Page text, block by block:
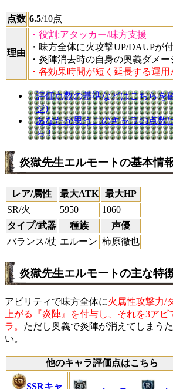
点数 6.5/10点
理由
・役割:アタッカー/味方支援
・味方全体に火攻撃UP/DAUPが
・炎陣消去時の自身の奥義ダメー
・各効果時間が短く延長する運用
評価点数の基準などはこちらを
ジ)
あなたが思うこのキャラの点数
ら！
炎獄先生エルモートの基本情
レア/属性 最大ATK
最大HP
SR/火
5950
1060
タイプ/武器
種族
声優
バランス/杖 エルーン 柿原徹也
炎獄先生エルモートの主な特
アビリティで味方全体に火属性攻撃力/
上がる『炎陣』を付与し、それを3アビ
ラ。 ただし奥義で炎陣が消えてしまう
い。
他のキャラ評価点はこちら
SSRキャ